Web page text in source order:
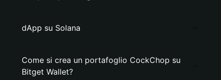
dApp su Solana
Come si crea un portafoglio CockChop su
Bitget Wallet?